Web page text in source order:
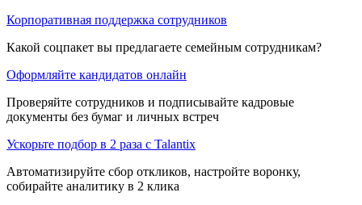
Корпоративная поддержка сотрудников
Какой соцпакет вы предлагаете семейным сотрудникам?
Оформляйте кандидатов онлайн
Проверяйте сотрудников и подписывайте кадровые
документы без бумаг и личных встреч
Ускорьте подбор в 2 раза с Talantix
Автоматизируйте сбор откликов, настройте воронку,
собирайте аналитику в 2 клика